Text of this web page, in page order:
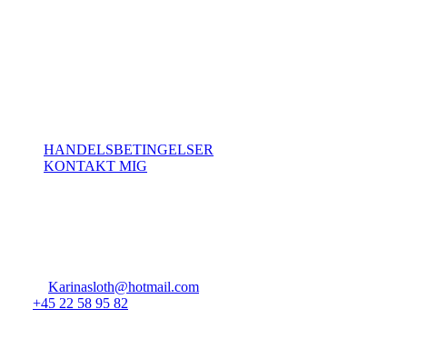
HANDELSBETINGELSER
KONTAKT MIG
Karinasloth@hotmail.com
+45 22 58 95 82